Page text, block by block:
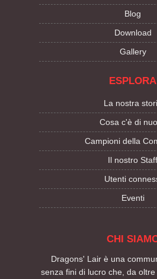
Blog
Download
Gallery
ESPLORA
La nostra
Cosa c'è di
Campioni della
Il nostro Staff
Utenti
Eventi
CHI
Dragons' Lair è una
senza fini di lucro che, da oltre